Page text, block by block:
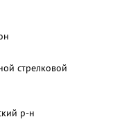
стрелковой
р-н